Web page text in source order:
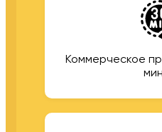
Коммерческое